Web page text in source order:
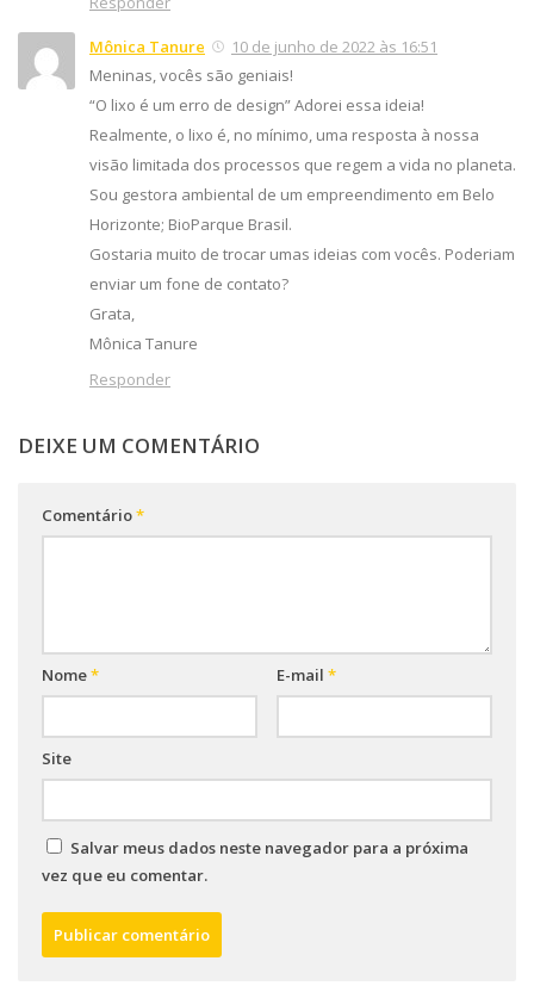
Mônica Tanure
10 de junho de 2022 às 16:51
Meninas, vocês são geniais!
“O lixo é um erro de design” Adorei essa ideia!
Realmente, o lixo é, no mínimo, uma resposta à nossa
visão limitada dos processos que regem a vida no planeta.
Sou gestora ambiental de um empreendimento em Belo
Horizonte; BioParque Brasil.
Gostaria muito de trocar umas ideias com vocês. Poderiam
enviar um fone de contato?
Grata,
Mônica Tanure
Responder
DEIXE UM COMENTÁRIO
Comentário*
Nome* E-mail *
Site
Salvar meus dados neste navegador para a próxima
vez que eu comentar.